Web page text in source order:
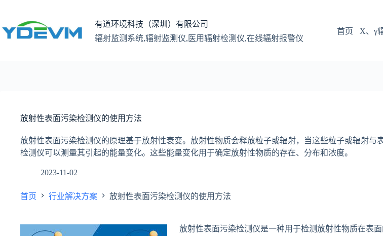
内
有道环境科技（深圳）有限公司
辐射监测系统,辐射监测仪,医用辐射检测仪,在线辐射报警仪
首页 X、γ
放射性表面污染检测仪的使用方法
放射性表面污染检测仪的原理基于放射性衰变。放射性物质会释放粒子或辐射，当这些粒子或辐射与
检测仪可以测量其引起的能量变化。这些能量变化用于确定放射性物质的存在、分布和浓度。
2023-11-02
首页 行业解决方案 放射性表面污染检测仪的使用方法
放射性表面污染检测仪是一种用于检测放射性物质在表